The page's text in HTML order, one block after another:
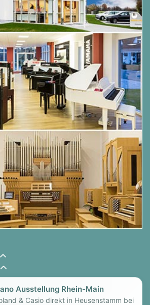
Ausstellung Rhein-Main
& Casio direkt in Heusenstamm bei